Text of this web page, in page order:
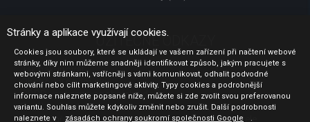
UŽITEČNÉ ODKAZY
Jak nakupovat
Obchodní podmínky
GDPR - ochrana osobních údajů
Profil zadavatele
Sdělení před uzavřením kupní smlouvy pro spotřebitele
Stránky a aplikace využívají cookies.
Cookies jsou soubory, které se ukládají ve vašem zařízení při načtení webové
stránky, díky nim můžeme snadněji identifikovat způsob, jakým pracujete s
webovými stránkami, vstřícněji s vámi komunikovat, odhalit podvodné
chování nebo cílit marketingové aktivity. Typy cookies a podrobnější
informace naleznete popsané níže, můžete si zde zvolit svou preferovanou
variantu. Souhlas můžete kdykoliv změnit nebo zrušit. Další podrobnosti
naleznete v
zásadách ochrany soukromí společnosti Google .